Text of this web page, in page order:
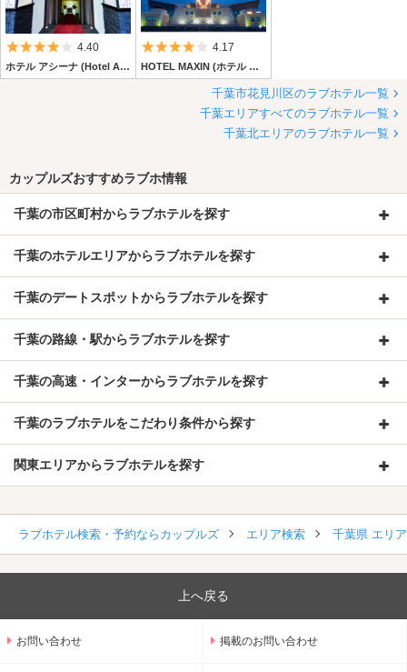
5つ星のうち4
4.40
ホテル アシーナ (Hotel Athena)
5つ星のうち4
4.17
HOTEL MAXIN (ホテル マックスイン)
千葉市花見川区のラブホテル一覧
千葉エリアすべてのラブホテル一覧
千葉北エリアのラブホテル一覧
カップルズおすすめラブホ情報
千葉の市区町村からラブホテルを探す
千葉のホテルエリアからラブホテルを探す
千葉のデートスポットからラブホテルを探す
千葉の路線・駅からラブホテルを探す
千葉の高速・インターからラブホテルを探す
千葉のラブホテルをこだわり条件から探す
関東エリアからラブホテルを探す
ラブホテル検索・予約ならカップルズ エリア検索 千葉県 エリ
上へ戻る
お問い合わせ 掲載のお問い合わせ